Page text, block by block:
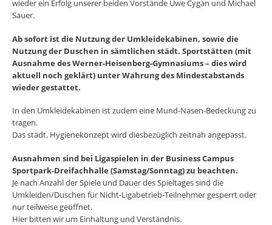
wieder ein Erfolg unserer beiden Vorstände Uwe Cygan und Michael
Sauer.
Ab sofort ist die Nutzung der Umkleidekabinen, sowie die
Nutzung der Duschen in sämtlichen städt. Sportstätten (mit
Ausnahme des Werner-Heisenberg-Gymnasiums – dies wird
aktuell noch geklärt) unter Wahrung des Mindestabstands
wieder gestattet.
In den Umkleidekabinen ist zudem eine Mund-Nasen-Bedeckung zu
tragen.
Das städt. Hygienekonzept wird diesbezüglich zeitnah angepasst.
Ausnahmen sind bei Ligaspielen in der Business Campus
Sportpark-Dreifachhalle (Samstag/Sonntag) zu beachten.
Je nach Anzahl der Spiele und Dauer des Spieltages sind die
Umkleiden/Duschen für Nicht-Ligabetrieb-Teilnehmer gesperrt oder
nur teilweise geöffnet.
Hier bitten wir um Einhaltung und Verständnis.